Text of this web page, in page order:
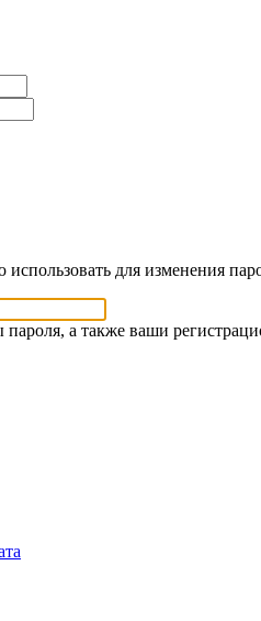
для изменения
пароля, а также ваши